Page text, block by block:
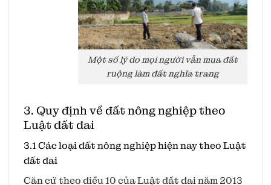
Một số lý do mọi người vẫn mua đất
ruộng làm đất nghĩa trang
3. Quy định về đất nông nghiệp theo
Luật đất đai
3.1 Các loại đất nông nghiệp hiện nay theo Luật
đất đai
Căn cứ theo điều 10 của Luật đất đai năm 2013